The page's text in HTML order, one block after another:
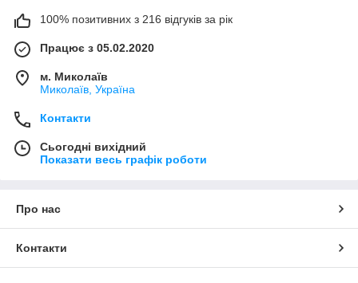
100% позитивних з 216 відгуків за рік
Працює з 05.02.2020
м. Миколаїв
Миколаїв, Україна
Контакти
Сьогодні вихідний
Показати весь графік роботи
Про нас
Контакти